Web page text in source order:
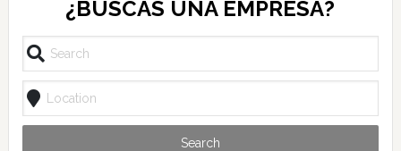
¿BUSCAS UNA EMPRESA?
Search